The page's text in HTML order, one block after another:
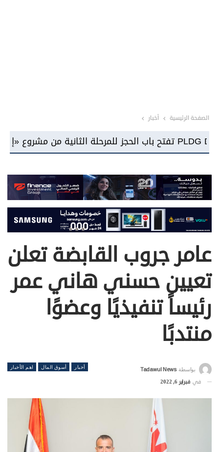
الصفحة الرئيسية أخبار
عامر جروب القابضة تعلن
تعيين حسني هاني عمر
رئيساً تنفيذيًا وعضوًا
منتدبًا
أخبار أسوق المال اهم الأخبار بواسطة Tadawul News
في فبراير 6, 2022